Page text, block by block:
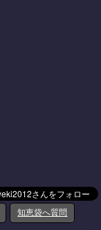
知恵袋へ質問